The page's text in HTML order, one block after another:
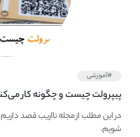
#آموزشی
پیپر‌ولت چیست و چگونه کار
PaperWallet
در این مطلب از مجله نااریب قصد
شویم.